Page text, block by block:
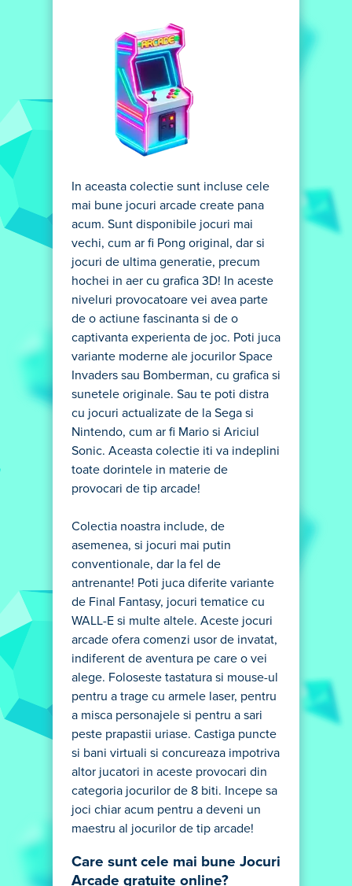
In aceasta colectie sunt incluse cele
mai bune jocuri arcade create pana
acum. Sunt disponibile jocuri mai
vechi, cum ar fi Pong original, dar si
jocuri de ultima generatie, precum
hochei in aer cu grafica 3D! In aceste
niveluri provocatoare vei avea parte
de o actiune fascinanta si de o
captivanta experienta de joc. Poti juca
variante moderne ale jocurilor Space
Invaders sau Bomberman, cu grafica si
sunetele originale. Sau te poti distra
cu jocuri actualizate de la Sega si
Nintendo, cum ar fi Mario si Ariciul
Sonic. Aceasta colectie iti va indeplini
toate dorintele in materie de
provocari de tip arcade!
Colectia noastra include, de
asemenea, si jocuri mai putin
conventionale, dar la fel de
antrenante! Poti juca diferite variante
de Final Fantasy, jocuri tematice cu
WALL-E si multe altele. Aceste jocuri
arcade ofera comenzi usor de invatat,
indiferent de aventura pe care o vei
alege. Foloseste tastatura si mouse-ul
pentru a trage cu armele laser, pentru
a misca personajele si pentru a sari
peste prapastii uriase. Castiga puncte
si bani virtuali si concureaza impotriva
altor jucatori in aceste provocari din
categoria jocurilor de 8 biti. Incepe sa
joci chiar acum pentru a deveni un
maestru al jocurilor de tip arcade!
Care sunt cele mai bune Jocuri
Arcade gratuite online?